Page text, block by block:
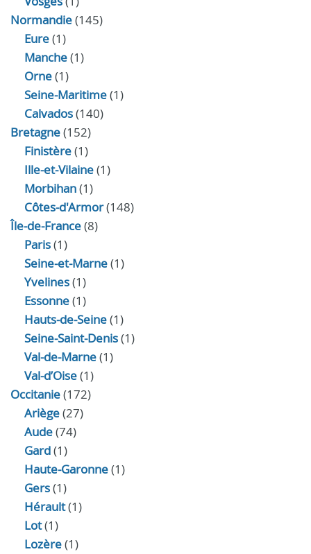
Normandie(145)
Eure(1)
Manche(1)
Orne(1)
Seine-Maritime(1)
Calvados(140)
Bretagne(152)
Finistère(1)
Ille-et-Vilaine(1)
Morbihan(1)
Côtes-d'Armor(148)
Île-de-France(8)
Paris(1)
Seine-et-Marne(1)
Yvelines(1)
Essonne(1)
Hauts-de-Seine(1)
Seine-Saint-Denis(1)
Val-de-Marne(1)
Val-d’Oise(1)
Occitanie(172)
Ariège(27)
Aude(74)
Gard(1)
Haute-Garonne(1)
Gers(1)
Hérault(1)
Lot(1)
Lozère(1)